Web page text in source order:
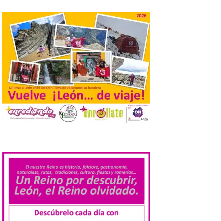
del nuevo ranking de
Billionhands que revela
los diez destinos y locales
preferidos por los
consumidores para
tomarse una caña este
verano.
6 Ago 2026
El nuevo ranking de
Billionhands revela los
diez destinos y locales
tomarse una caña este verano, con León y
Madrid a la cabeza de la lista. Salamanca
ocupa el noveno lugar. Los españoles
priorizan las […]
El Ayuntamiento de La
Bañeza presenta el